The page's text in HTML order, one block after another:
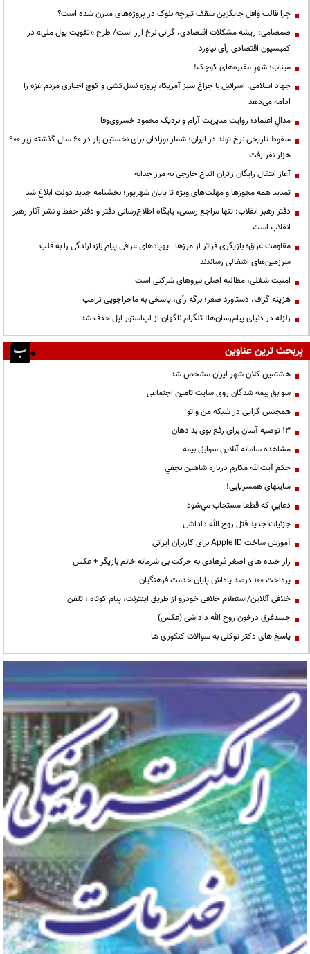
چرا قالب وافل جایگزین سقف تیرچه بلوک در پروژه‌های مدرن شده است؟
صمصامی: ریشه مشکلات اقتصادی، گرانی نرخ ارز است/ طرح «تقویت پول ملی» در
کمیسیون اقتصادی رأی نیاورد
میناب؛ شهرِ مقبره‌های کوچک!
جهاد اسلامی: اسرائیل با چراغ سبز آمریکا، پروژه نسل‌کشی و کوچ اجباری مردم غزه را
ادامه می‌دهد
مدالِ اعتماد؛ روایت مدیریت آرام و نزدیک محمود خسروی‌وفا
سقوط تاریخی نرخ تولد در ایران؛ شمار نوزادان برای نخستین بار در ۶۰ سال گذشته زیر ۹۰۰
هزار نفر رفت
آغاز انتقال رایگان زائران اتباع خارجی به مرز چذابه
تمدید همه مجوزها و مهلت‌های ویژه تا پایان شهریور؛ بخشنامه جدید دولت ابلاغ شد
دفتر رهبر انقلاب: تنها مراجع رسمی، پایگاه اطلاع‌رسانی دفتر و دفتر حفظ و نشر آثار رهبر
انقلاب است
مقاومت عراق؛ بازیگری فراتر از مرزها | پهپادهای عراقی پیام بازدارندگی را به قلب
سرزمین‌های اشغالی رساندند
‌امنیت شغلی، مطالبه اصلی نیروهای شرکتی است
هزینه گزاف، دستاورد صفر؛ برگه رأی، پاسخی به ماجراجویی ترامپ
زلزله در دنیای پیام‌رسان‌ها؛ تلگرام ناگهان از اپ‌استور اپل حذف شد
پربحث ترین عناوین
هشتمین کلان شهر ایران مشخص شد
سوابق بیمه شدگان روی سایت تامین اجتماعی
همجنس گرایی در شبکه من و تو
13 توصیه آسان برای رفع بوی بد دهان
مشاهده سامانه آنلاين سوابق بیمه
حكم آيت‌الله مكارم درباره شاهين نجفي
سایتهای همسریابی!
دعايي كه قطعا مستجاب مي‌شود
جزئیات جدید قتل روح الله داداشی
آموزش ساخت Apple ID برای کاربران ایرانی
راز خنده های اصغر فرهادی به حرکت بی شرمانه خانم بازیگر + عکس
پرداخت ۱۰۰ درصد پاداش پایان خدمت فرهنگیان
خلافی آنلاین/استعلام خلافی خودرو از طریق اینترنت، پیام کوتاه ، تلفن
جسدغرق درخون روح الله داداشی (عکس)
پاسخ های دکتر توکلی به سوالات کنکوری ها